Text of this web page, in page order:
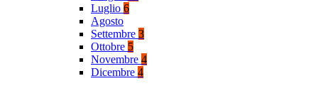
Luglio 6
Agosto
Settembre 3
Ottobre 5
Novembre 4
Dicembre 4